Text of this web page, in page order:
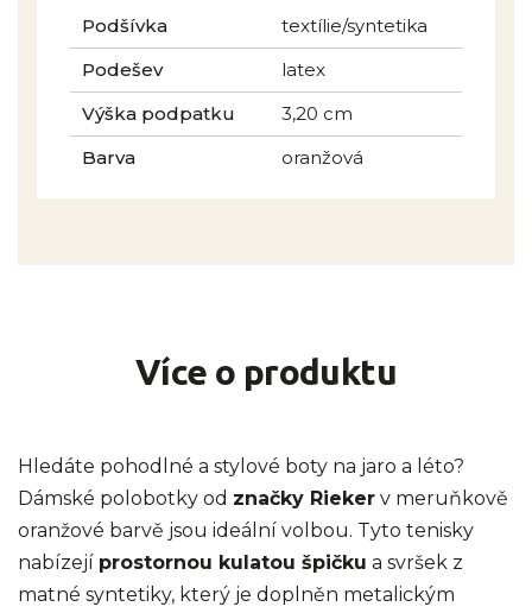
Podšívka
textílie/syntetika
Podešev
latex
Výška podpatku
3,20 cm
Barva
oranžová
Více o produktu
Hledáte pohodlné a stylové boty na jaro a léto?
Dámské polobotky od značky Rieker v meruňkově
oranžové barvě jsou ideální volbou. Tyto tenisky
nabízejí prostornou kulatou špičku a svršek z
matné syntetiky, který je doplněn metalickým